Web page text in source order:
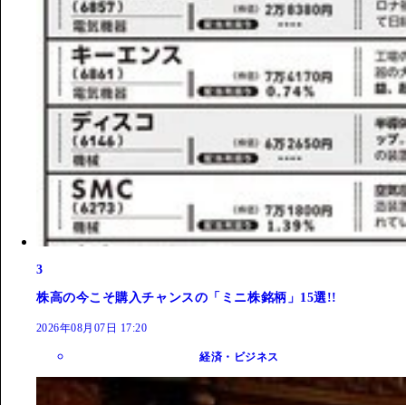
3
株高の今こそ購入チャンスの「ミニ株銘柄」15選!!
2026年08月07日 17:20
経済・ビジネス